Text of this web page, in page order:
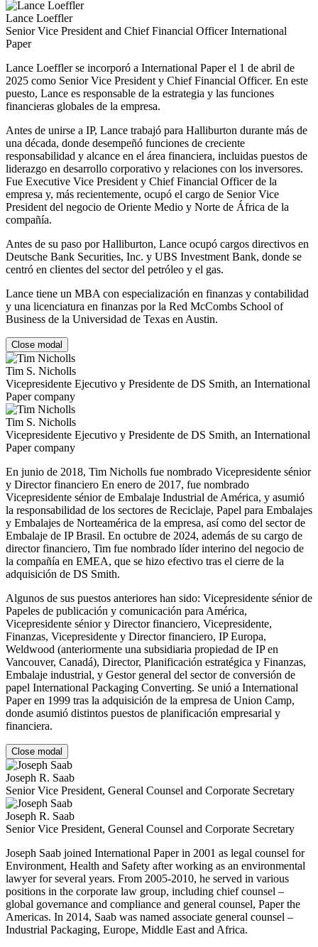
Lance Loeffler
Senior Vice President and Chief Financial Officer International
Paper
Lance Loeffler se incorporó a International Paper el 1 de abril de
2025 como Senior Vice President y Chief Financial Officer. En este
puesto, Lance es responsable de la estrategia y las funciones
financieras globales de la empresa.
Antes de unirse a IP, Lance trabajó para Halliburton durante más de
una década, donde desempeñó funciones de creciente
responsabilidad y alcance en el área financiera, incluidas puestos de
liderazgo en desarrollo corporativo y relaciones con los inversores.
Fue Executive Vice President y Chief Financial Officer de la
empresa y, más recientemente, ocupó el cargo de Senior Vice
President del negocio de Oriente Medio y Norte de África de la
compañía.
Antes de su paso por Halliburton, Lance ocupó cargos directivos en
Deutsche Bank Securities, Inc. y UBS Investment Bank, donde se
centró en clientes del sector del petróleo y el gas.
Lance tiene un MBA con especialización en finanzas y contabilidad
y una licenciatura en finanzas por la Red McCombs School of
Business de la Universidad de Texas en Austin.
Close modal
Tim S. Nicholls
Vicepresidente Ejecutivo y Presidente de DS Smith, an International
Paper company
Tim S. Nicholls
Vicepresidente Ejecutivo y Presidente de DS Smith, an International
Paper company
En junio de 2018, Tim Nicholls fue nombrado Vicepresidente sénior
y Director financiero En enero de 2017, fue nombrado
Vicepresidente sénior de Embalaje Industrial de América, y asumió
la responsabilidad de los sectores de Reciclaje, Papel para Embalajes
y Embalajes de Norteamérica de la empresa, así como del sector de
Embalaje de IP Brasil. En octubre de 2024, además de su cargo de
director financiero, Tim fue nombrado líder interino del negocio de
la compañía en EMEA, que se hizo efectivo tras el cierre de la
adquisición de DS Smith.
Algunos de sus puestos anteriores han sido: Vicepresidente sénior de
Papeles de publicación y comunicación para América,
Vicepresidente sénior y Director financiero, Vicepresidente,
Finanzas, Vicepresidente y Director financiero, IP Europa,
Weldwood (anteriormente una subsidiaria propiedad de IP en
Vancouver, Canadá), Director, Planificación estratégica y Finanzas,
Embalaje industrial, y Gestor general del sector de conversión de
papel International Packaging Converting. Se unió a International
Paper en 1999 tras la adquisición de la empresa de Union Camp,
donde asumió distintos puestos de planificación empresarial y
financiera.
Close modal
Joseph R. Saab
Senior Vice President, General Counsel and Corporate Secretary
Joseph R. Saab
Senior Vice President, General Counsel and Corporate Secretary
Joseph Saab joined International Paper in 2001 as legal counsel for
Environment, Health and Safety after working as an environmental
lawyer for several years. From 2005-2010, he served in various
positions in the corporate law group, including chief counsel –
global governance and compliance and general counsel, Paper the
Americas. In 2014, Saab was named associate general counsel –
Industrial Packaging, Europe, Middle East and Africa.